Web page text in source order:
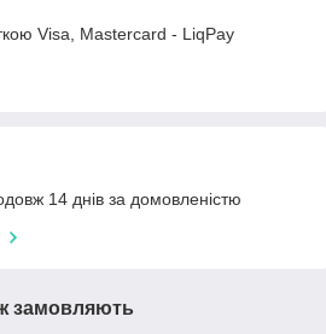
Visa, Mastercard - LiqPay
14 днів за домовленістю
замовляють